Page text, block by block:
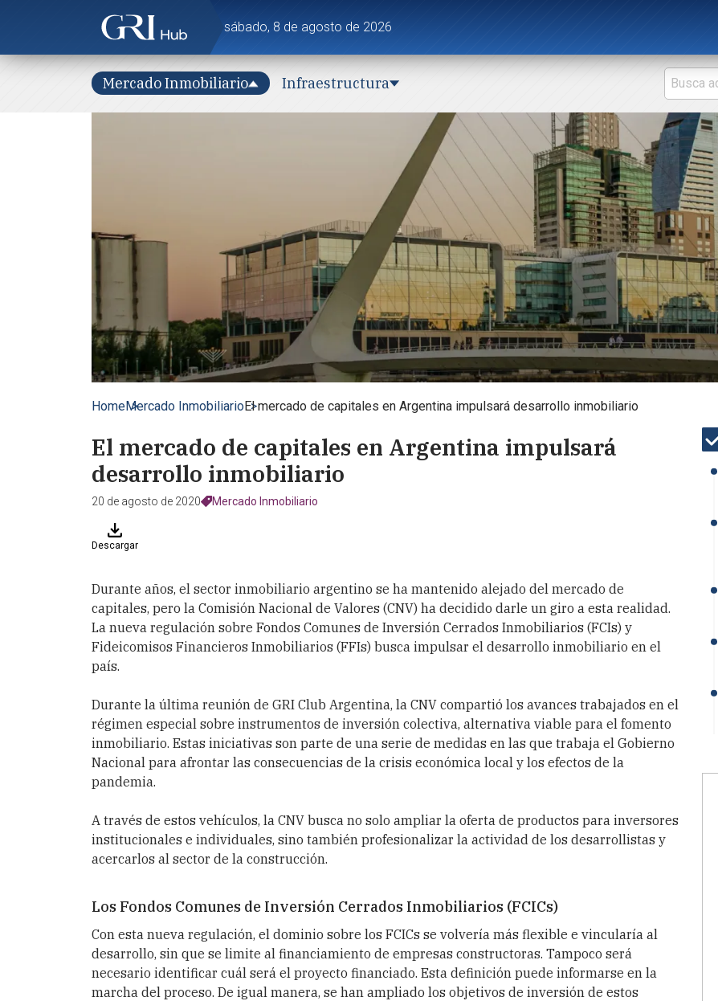
sábado, 8 de agosto de 2026
Mercado Inmobiliario Infraestructura
HomeMercado InmobiliarioEl mercado de capitales en Argentina impulsará desarrollo inmobiliario
El mercado de capitales en Argentina impulsará
desarrollo inmobiliario
20 de agosto de 2020 Mercado Inmobiliario
Descargar
Durante años, el sector inmobiliario argentino se ha mantenido alejado del mercado de
capitales, pero la Comisión Nacional de Valores (CNV) ha decidido darle un giro a esta realidad.
La nueva regulación sobre Fondos Comunes de Inversión Cerrados Inmobiliarios (FCIs) y
Fideicomisos Financieros Inmobiliarios (FFIs) busca impulsar el desarrollo inmobiliario en el
país.
Durante la última reunión de GRI Club Argentina, la CNV compartió los avances trabajados en el
régimen especial sobre instrumentos de inversión colectiva, alternativa viable para el fomento
inmobiliario. Estas iniciativas son parte de una serie de medidas en las que trabaja el Gobierno
Nacional para afrontar las consecuencias de la crisis económica local y los efectos de la
pandemia.
A través de estos vehículos, la CNV busca no solo ampliar la oferta de productos para inversores
institucionales e individuales, sino también profesionalizar la actividad de los desarrollistas y
acercarlos al sector de la construcción.
Los Fondos Comunes de Inversión Cerrados Inmobiliarios (FCICs)
Con esta nueva regulación, el dominio sobre los FCICs se volvería más flexible e vincularía al
desarrollo, sin que se limite al financiamiento de empresas constructoras. Tampoco será
necesario identificar cuál será el proyecto financiado. Esta definición puede informarse en la
marcha del proceso. De igual manera, se han ampliado los objetivos de inversión de estos